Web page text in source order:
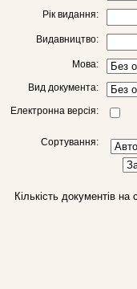
Рік видання:
Видавництво:
Мова:
Вид документа:
Електронна версія:
Сортування:
Кількість документів на